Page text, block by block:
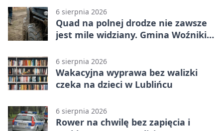
6 sierpnia 2026
Quad na polnej drodze nie zawsze
jest mile widziany. Gmina Woźniki
6 sierpnia 2026
Wakacyjna wyprawa bez walizki
czeka na dzieci w Lublińcu
6 sierpnia 2026
Rower na chwilę bez zapięcia i